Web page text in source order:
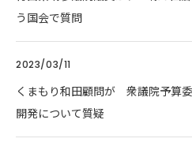
う国会で質問
2023/03/11
くまもり和田顧問が 衆議院予算
開発について質疑